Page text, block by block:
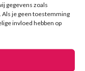
gegevens zoals
Als je geen toestemming
invloed hebben op
en veel
branches.
staan bij ons